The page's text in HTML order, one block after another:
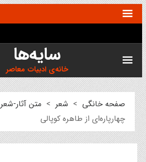
سایه‌ها
خانه‌ی ادبیات معاصر
صفحه خانگی > شعر > متن آثار-شعر
چهارپاره‌ای از طاهره کوپالی